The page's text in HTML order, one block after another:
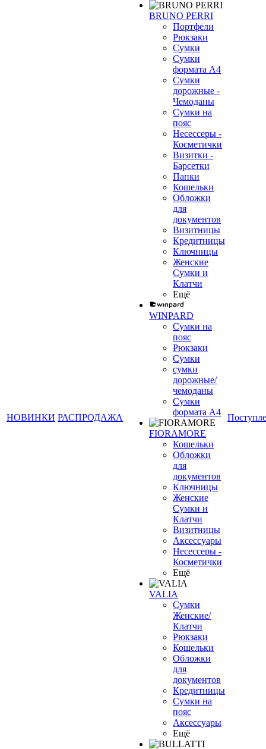
НОВИНКИ РАСПРОДАЖА
BRUNO PERRI
Портфели
Рюкзаки
Сумки
Сумки
формата А4
Сумки
дорожные -
Чемоданы
Сумки на
пояс
Несессеры -
Косметички
Визитки -
Барсетки
Папки
Кошельки
Обложки
для
документов
Визитницы
Кредитницы
Ключницы
Женские
Сумки и
Клатчи
Ещё
WINPARD
Сумки на
пояс
Рюкзаки
Сумки
сумки
дорожные/
чемоданы
Сумки
формата А4
FIORAMORE
Кошельки
Обложки
для
документов
Ключницы
Женские
Сумки и
Клатчи
Визитницы
Аксессуары
Несессеры -
Косметички
Ещё
VALIA
Сумки
Женские/
Клатчи
Рюкзаки
Кошельки
Обложки
для
документов
Кредитницы
Сумки на
пояс
Аксессуары
Ещё